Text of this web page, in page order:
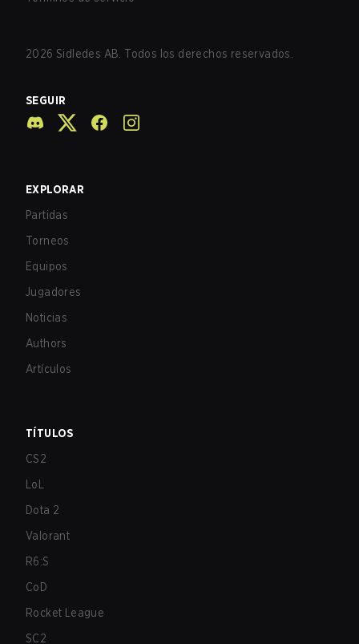
2026 Sidledes AB. Todos los derechos reservados.
SEGUIR
EXPLORAR
Partidas
Torneos
Equipos
Jugadores
Noticias
Authors
Artículos
TÍTULOS
CS2
LoL
Dota 2
Valorant
R6:S
CoD
Rocket League
SC2